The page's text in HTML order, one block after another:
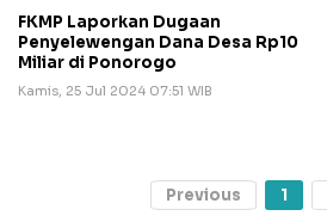
FKMP Laporkan Dugaan
Penyelewengan Dana Desa Rp10
Miliar di Ponorogo
Kamis, 25 Jul 2024 07:51 WIB
Previous 1